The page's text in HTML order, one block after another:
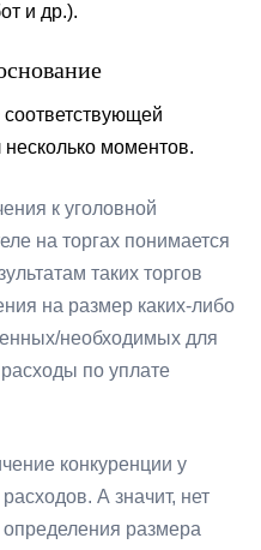
и др.).
моментов.
к уголовной
на торгах понимается
таких торгов
на размер каких-либо
необходимых для
по уплате
конкуренции у
А значит, нет
размера